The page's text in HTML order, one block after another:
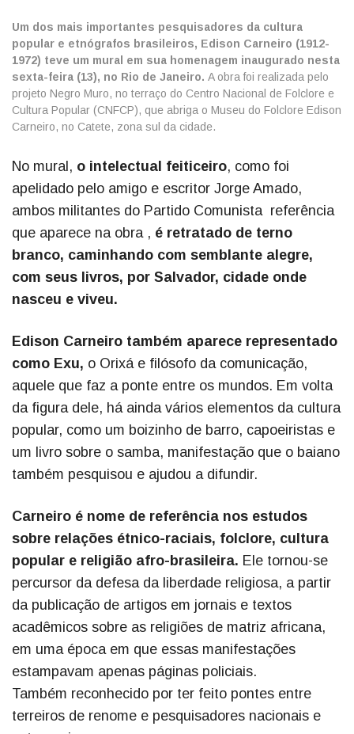
Um dos mais importantes pesquisadores da cultura
popular e etnógrafos brasileiros, Edison Carneiro (1912-
1972) teve um mural em sua homenagem inaugurado nesta
sexta-feira (13), no Rio de Janeiro. A obra foi realizada pelo
projeto Negro Muro, no terraço do Centro Nacional de Folclore e
Cultura Popular (CNFCP), que abriga o Museu do Folclore Edison
Carneiro, no Catete, zona sul da cidade.
No mural, o intelectual feiticeiro, como foi
apelidado pelo amigo e escritor Jorge Amado,
ambos militantes do Partido Comunista referência
que aparece na obra , é retratado de terno
branco, caminhando com semblante alegre,
com seus livros, por Salvador, cidade onde
nasceu e viveu.
Edison Carneiro também aparece representado
como Exu, o Orixá e filósofo da comunicação,
aquele que faz a ponte entre os mundos. Em volta
da figura dele, há ainda vários elementos da cultura
popular, como um boizinho de barro, capoeiristas e
um livro sobre o samba, manifestação que o baiano
também pesquisou e ajudou a difundir.
Carneiro é nome de referência nos estudos
sobre relações étnico-raciais, folclore, cultura
popular e religião afro-brasileira. Ele tornou-se
percursor da defesa da liberdade religiosa, a partir
da publicação de artigos em jornais e textos
acadêmicos sobre as religiões de matriz africana,
em uma época em que essas manifestações
estampavam apenas páginas policiais.
Também reconhecido por ter feito pontes entre
terreiros de renome e pesquisadores nacionais e